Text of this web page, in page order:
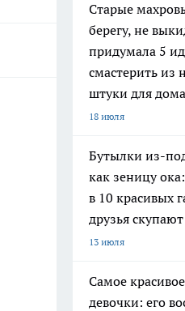
Старые
берегу, не
придумала 5
смастерить из
штуки для дома
18 июля
Бутылки из-
как зеницу
в 10 красивых
друзья
13 июля
Самое
девочки: его